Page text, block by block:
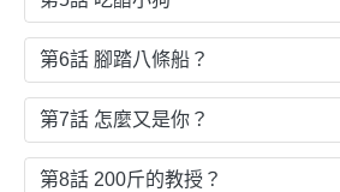
第6話 腳踏八條船？
第7話 怎麼又是你？
第8話 200斤的教授？